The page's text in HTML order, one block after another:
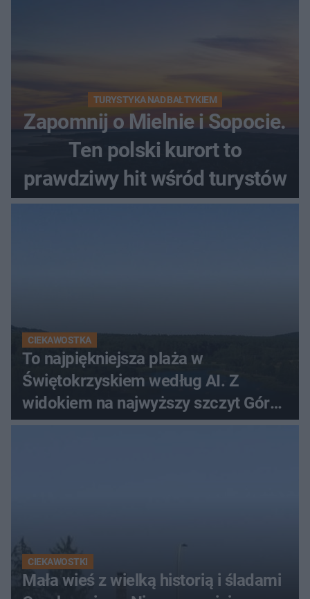
TURYSTYKA NAD BAŁTYKIEM
Zapomnij o Mielnie i Sopocie.
Ten polski kurort to
prawdziwy hit wśród turystów
CIEKAWOSTKA
To najpiękniejsza plaża w
Świętokrzyskiem według AI. Z
widokiem na najwyższy szczyt Gór
Świętokrzyskich
CIEKAWOSTKI
Mała wieś z wielką historią i śladami